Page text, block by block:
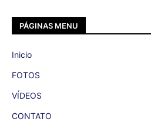
PÁGINAS MENU
Inicio
FOTOS
VÍDEOS
CONTATO